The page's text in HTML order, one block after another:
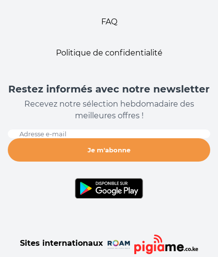
FAQ
Politique de confidentialité
Restez informés avec notre newsletter
Recevez notre sélection hebdomadaire des
meilleures offres !
Adresse e-mail
Je m'abonne
Sites internationaux